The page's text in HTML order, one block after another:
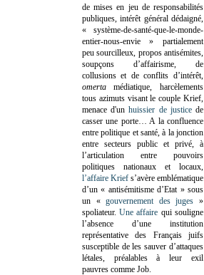
de mises en jeu de responsabilités
publiques, intérêt général dédaigné,
« système-de-santé-que-le-monde-
entier-nous-envie » partialement
peu sourcilleux, propos antisémites,
soupçons d’affairisme, de
collusions et de conflits d’intérêt,
omertamédiatique, harcèlements
tous azimuts visant le couple Krief,
menace d'unhuissier de justicede
casser une porte… A la confluence
entre politique et santé, à la jonction
entre secteurs public et privé, à
l’articulation entre pouvoirs
politiques nationaux et locaux,
l’affaire Krief s’avère emblématique
d’un « antisémitisme d’Etat » sous
un «gouvernement des juges »
spoliateur.Une affaire qui souligne
l’absence d’une institution
représentative des Français juifs
susceptible de les sauver d’attaques
létales, préalables à leur exil
pauvres comme Job.